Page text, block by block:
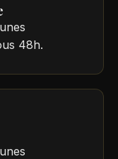
48h.